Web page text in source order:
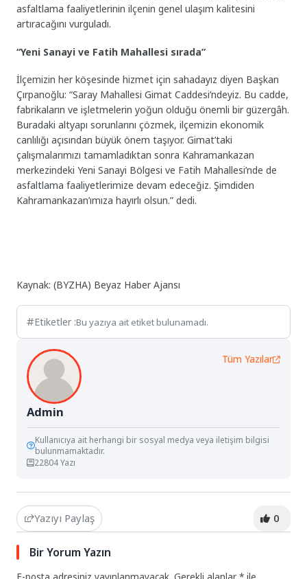
asfaltlama faaliyetlerinin ilçenin genel ulaşım kalitesini
artıracağını vurguladı.
“Yeni Sanayi ve Fatih Mahallesi sırada”
İlçemizin her köşesinde hizmet için sahadayız diyen Başkan
Çırpanoğlu: “Saray Mahallesi Gimat Caddesi’ndeyiz. Bu cadde,
fabrikaların ve işletmelerin yoğun olduğu önemli bir güzergâh.
Buradaki altyapı sorunlarını çözmek, ilçemizin ekonomik
canlılığı açısından büyük önem taşıyor. Gimat’taki
çalışmalarımızı tamamladıktan sonra Kahramankazan
merkezindeki Yeni Sanayi Bölgesi ve Fatih Mahallesi’nde de
asfaltlama faaliyetlerimize devam edeceğiz. Şimdiden
Kahramankazan’ımıza hayırlı olsun.” dedi.
Kaynak: (BYZHA) Beyaz Haber Ajansı
Etiketler :Bu yazıya ait etiket bulunamadı.
Admin
Tüm Yazılar
Kullanıcıya ait herhangi bir sosyal medya veya iletişim bilgisi
bulunmamaktadır.
22804 Yazı
Yazıyı Paylaş 0
Bir Yorum Yazın